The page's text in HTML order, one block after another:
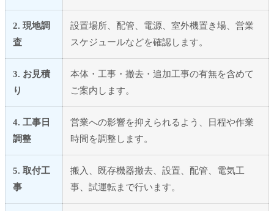
2. 現地調
査
設置場所、配管、電源、室外機置き場、営業
スケジュールなどを確認します。
3. お見積
り
本体・工事・撤去・追加工事の有無を含めて
ご案内します。
4. 工事日
調整
営業への影響を抑えられるよう、日程や作業
時間を調整します。
5. 取付工
事
搬入、既存機器撤去、設置、配管、電気工
事、試運転まで行います。